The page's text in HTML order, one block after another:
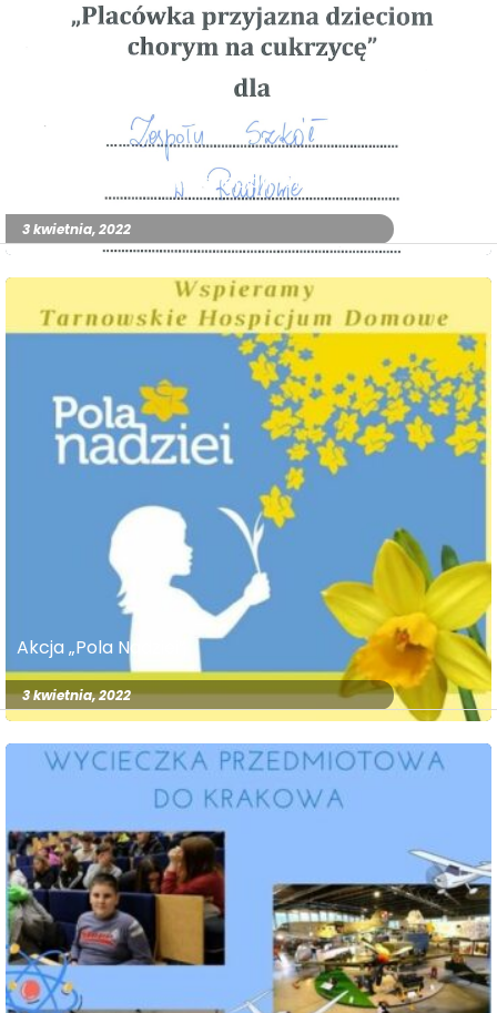
„Placówka przyjazna dzieciom chorym na cukrzycę”
3 kwietnia, 2022
Akcja „Pola Nadziei”
3 kwietnia, 2022